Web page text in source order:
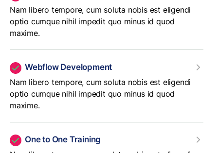
Nam libero tempore, cum soluta nobis est eligendi
optio cumque nihil impedit quo minus id quod
maxime.
Webflow Development
Nam libero tempore, cum soluta nobis est eligendi
optio cumque nihil impedit quo minus id quod
maxime.
One to One Training